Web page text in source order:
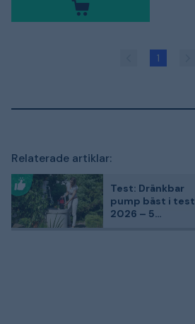
1
Relaterade artiklar:
Test: Dränkbar
pump bäst i test
2026 – 5